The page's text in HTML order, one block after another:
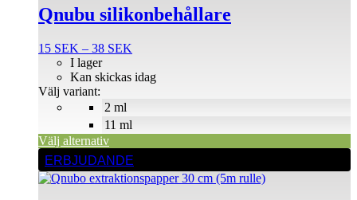
Qnubu silikonbehållare
15 SEK – 38 SEK
till
2 ml
11 ml
I lager
Kan skickas idag
Välj variant:
Välj alternativ
produkten
har
varianter.
olika
alternativen
på
produktsidan
ERBJUDANDE